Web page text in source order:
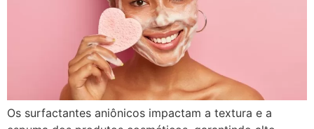
Os surfactantes aniônicos impactam a textura e a